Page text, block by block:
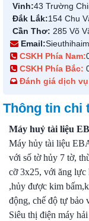
Vinh:43 Trường
Đắk Lắk:154 Chu
Cần Thơ: 285 Võ
Email:
CSKH Phía Nam:
CSKH Phía Bắc:
Đánh giá dịch
Thông tin chi
Máy huỷ tài liệu
Máy hủy tài liệu
với số tờ hủy 7 tờ,
cỡ 3x25, với ăng lực
,hủy được kim
động, chế độ tự bảo
Siêu thị điện máy